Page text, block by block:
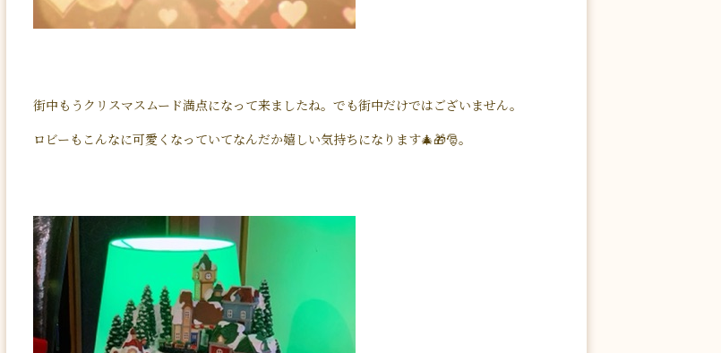
街中もうクリスマスムード満点になって来ましたね。でも街中だけではございません。
ロビーもこんなに可愛くなっていてなんだか嬉しい気持ちになります🎄🎁🎅。